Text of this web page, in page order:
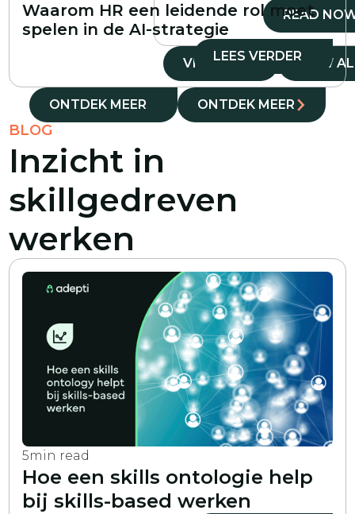
Waarom HR een leidende rol moet
spelen in de AI-strategie
LEES VERDER
ONTDEK MEER ONTDEK MEER
READ
VIEW ALL VIEW
BLOG
Inzicht in
skillgedreven
werken
5min read
Hoe een skills ontologie help
bij skills-based werken